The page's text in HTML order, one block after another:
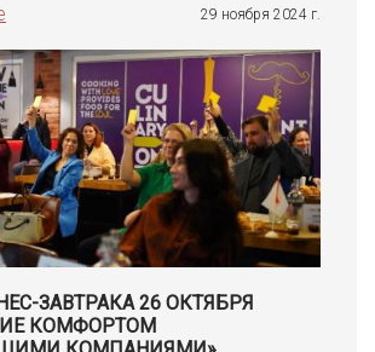
29 ноября 2024 г.
ЗАВТРАКА 26 ОКТЯБРЯ
КОМФОРТОМ